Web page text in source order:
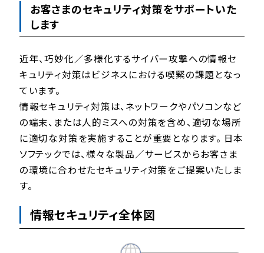
お客さまのセキュリティ対策をサポートいた
します
近年、巧妙化／多様化するサイバー攻撃への情報セ
キュリティ対策はビジネスにおける喫緊の課題となっ
ています。
情報セキュリティ対策は、ネットワークやパソコンなど
の端末、または人的ミスへの対策を含め、適切な場所
に適切な対策を実施することが重要となります。 日本
ソフテックでは、様々な製品／サービスからお客さま
の環境に合わせたセキュリティ対策をご提案いたしま
す。
情報セキュリティ全体図